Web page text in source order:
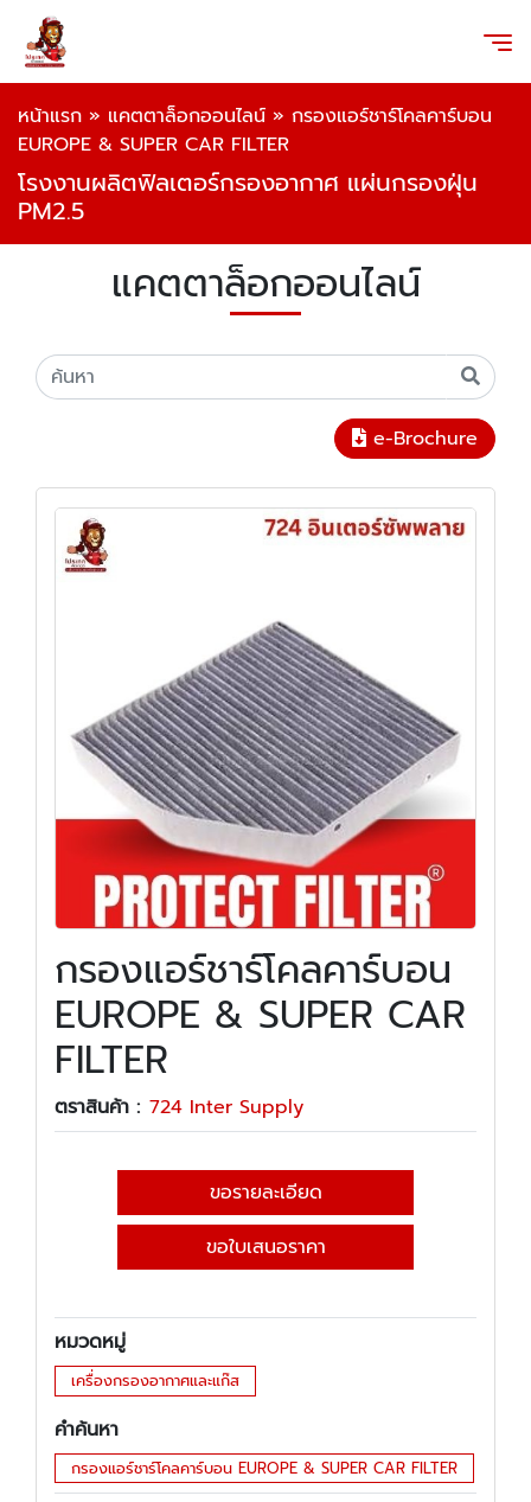
หน้าแรก » แคตตาล็อกออนไลน์ » กรองแอร์ชาร์โคลคาร์บอน
EUROPE & SUPER CAR FILTER
โรงงานผลิตฟิลเตอร์กรองอากาศ แผ่นกรองฝุ่น
PM2.5
แคตตาล็อกออนไลน์
e-Brochure
กรองแอร์ชาร์โคลคาร์บอน
EUROPE & SUPER CAR
FILTER
ตราสินค้า : 724 Inter Supply
ขอรายละเอียด
ขอใบเสนอราคา
หมวดหมู่
เครื่องกรองอากาศและแก๊ส
คำค้นหา
กรองแอร์ชาร์โคลคาร์บอน EUROPE & SUPER CAR FILTER